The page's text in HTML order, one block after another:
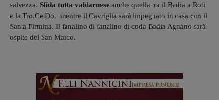
salvezza. Sfida tutta valdarnese anche quella tra il Badia a Roti
e la Tro.Ce.Do. mentre il Cavriglia sarà impegnato in casa con il
Santa Firmina. Il fanalino di fanalino di coda Badia Agnano sarà
ospite del San Marco.